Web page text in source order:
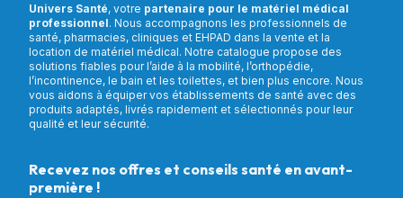
Univers Santé, votre partenaire pour le matériel médical
professionnel. Nous accompagnons les professionnels de
santé, pharmacies, cliniques et EHPAD dans la vente et la
location de matériel médical. Notre catalogue propose des
solutions fiables pour l’aide à la mobilité, l’orthopédie,
l’incontinence, le bain et les toilettes, et bien plus encore. Nous
vous aidons à équiper vos établissements de santé avec des
produits adaptés, livrés rapidement et sélectionnés pour leur
qualité et leur sécurité.
Recevez nos offres et conseils santé en avant-
première !